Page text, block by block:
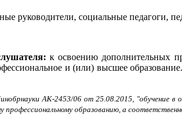
руководители, социальные педагоги,
к освоению дополнительных
и (или) высшее
АК-2453/06 от 25.08.2015, "обучение в
образованию, а